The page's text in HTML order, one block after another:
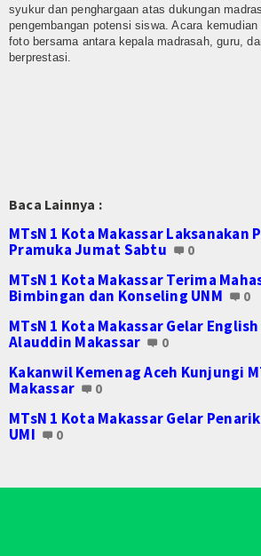
Zona Integritas(ZI)
Kampanye ZI
syukur dan penghargaan atas dukungan
pengembangan potensi siswa. Acara
foto bersama antara kepala madrasah, guru,
berprestasi.
Baca Lainnya :
MTsN 1 Kota Makassar Laksanakan
Pramuka Jumat Sabtu
0
MTsN 1 Kota Makassar Terima
Bimbingan dan Konseling UNM
0
MTsN 1 Kota Makassar Gelar English
Alauddin Makassar
0
Kakanwil Kemenag Aceh Kunjungi
Makassar
0
MTsN 1 Kota Makassar Gelar
UMI
0